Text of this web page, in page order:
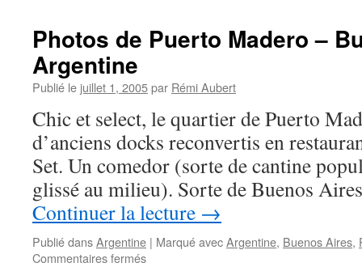
–
Buenos
Aires
–
Photos de Puerto Madero –
Argentine
Publié le juillet 1, 2005par Rémi Aubert
Chic et select, le quartier de Puerto
d’anciens docks reconvertis en
Set. Un comedor (sorte de cantine
glissé au milieu). Sorte de Buenos
Continuer la lecture →
Publié dansArgentine | Marqué avecArgentine, Buenos Aires,
Commentaires ferméssur